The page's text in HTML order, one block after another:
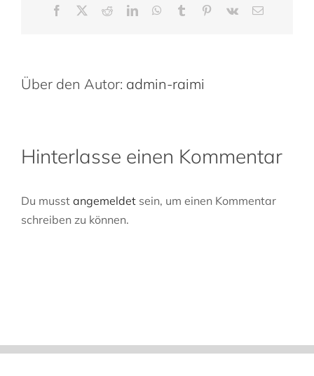
Facebook RedditLinkedInWhatsApp
Tumblr Pinterest
Vk
E-
Über den Autor: admin-raimi
Hinterlasse einen Kommentar
Du musst angemeldet sein, um einen Kommentar
schreiben zu können.